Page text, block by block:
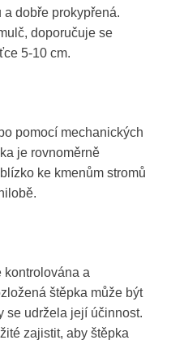
dobře prokypřená.
doporučuje se
5-10 cm.
pomocí mechanických
je rovnoměrně
ke kmenům stromů
kontrolována a
štěpka může být
se udržela její účinnost.
zajistit, aby štěpka